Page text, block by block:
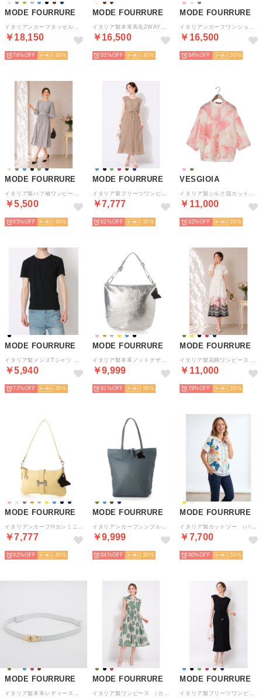
MODE FOURRURE
￥18,150
76% 30
MODE FOURRURE
￥16,500
83% 30
MODE FOURRURE
￥16,500
84% 30
MODE FOURRURE
￥5,500
85% 30
MODE FOURRURE
￥7,777
82% 30
VESGIOIA
￥11,000
82% 30
MODE FOURRURE
￥5,940
77% 30
MODE FOURRURE
￥9,999
81% 30
MODE FOURRURE
￥11,000
79% 30
MODE FOURRURE
￥7,777
82% 30
MODE FOURRURE
￥9,999
84% 30
MODE FOURRURE
￥7,700
80% 30
MODE FOURRURE MODE FOURRURE MODE FOURRURE